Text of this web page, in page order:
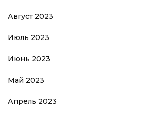
Август 2023
Июль 2023
Июнь 2023
Май 2023
Апрель 2023